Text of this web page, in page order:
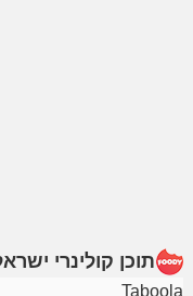
תוכן קולינרי
Taboola